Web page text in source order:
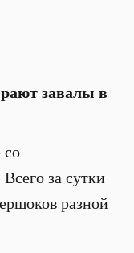
завалы в
со
за сутки
разной